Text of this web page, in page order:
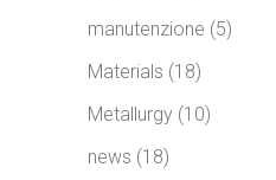
manutenzione (5)
Materials (18)
Metallurgy (10)
news (18)